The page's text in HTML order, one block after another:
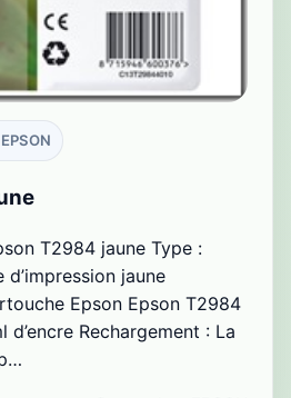
T2984 jaune Type :
jaune
Epson Epson T2984
Rechargement : La